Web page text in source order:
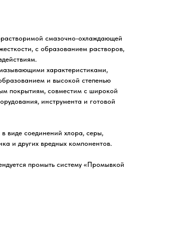
смазочно-охлаждающей
с образованием растворов,
характеристиками,
и высокой степенью
покрытиям, совместим с широкой
инструмента и готовой
виде соединений хлора, серы,
и других вредных компонентов.
промыть систему «Промывкой